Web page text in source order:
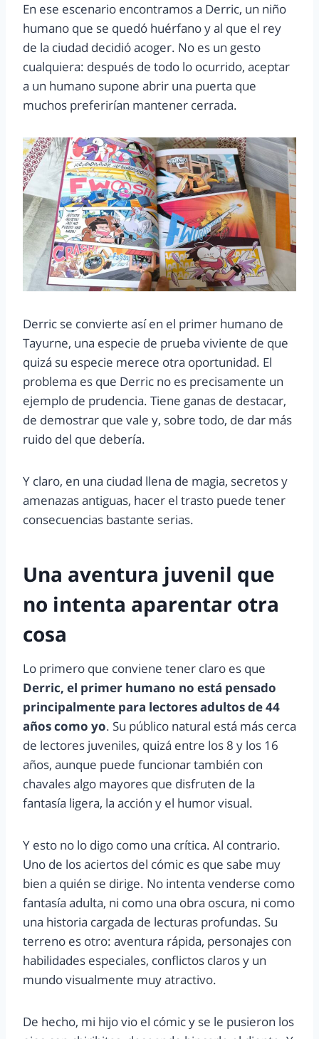
En ese escenario encontramos a Derric, un niño
humano que se quedó huérfano y al que el rey
de la ciudad decidió acoger. No es un gesto
cualquiera: después de todo lo ocurrido, aceptar
a un humano supone abrir una puerta que
muchos preferirían mantener cerrada.
Derric se convierte así en el primer humano de
Tayurne, una especie de prueba viviente de que
quizá su especie merece otra oportunidad. El
problema es que Derric no es precisamente un
ejemplo de prudencia. Tiene ganas de destacar,
de demostrar que vale y, sobre todo, de dar más
ruido del que debería.
Y claro, en una ciudad llena de magia, secretos y
amenazas antiguas, hacer el trasto puede tener
consecuencias bastante serias.
Una aventura juvenil que
no intenta aparentar otra
cosa
Lo primero que conviene tener claro es que
Derric, el primer humano no está pensado
principalmente para lectores adultos de 44
años como yo. Su público natural está más cerca
de lectores juveniles, quizá entre los 8 y los 16
años, aunque puede funcionar también con
chavales algo mayores que disfruten de la
fantasía ligera, la acción y el humor visual.
Y esto no lo digo como una crítica. Al contrario.
Uno de los aciertos del cómic es que sabe muy
bien a quién se dirige. No intenta venderse como
fantasía adulta, ni como una obra oscura, ni como
una historia cargada de lecturas profundas. Su
terreno es otro: aventura rápida, personajes con
habilidades especiales, conflictos claros y un
mundo visualmente muy atractivo.
De hecho, mi hijo vio el cómic y se le pusieron los